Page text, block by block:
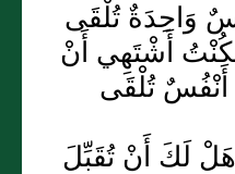
وَاحِدَةٌ تُلْقَى
أَشْتَهِي أَنْ
تُلْقَى
هَلْ لَكَ أَنْ تُقَبِّلَ